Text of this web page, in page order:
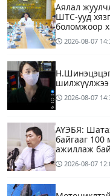
Аялал
ШТС-ууд
боломжоор
2026-08-07
шилжүүлжээ
2026-08-07
АҮЭБЯ:
байгааг 100
ажиллаж
2026-08-07